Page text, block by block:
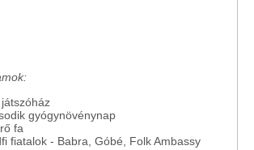
gyógynövénynap
fa
fiatalok - Babra, Góbé, Folk Ambassy